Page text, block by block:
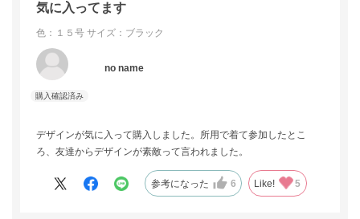
気に入ってます
色：１５号 サイズ：ブラック
no name
デザインが気に入って購入しました。所用で着て参加したとこ
ろ、友達からデザインが素敵って言われました。
参考になった 6 Like! 5